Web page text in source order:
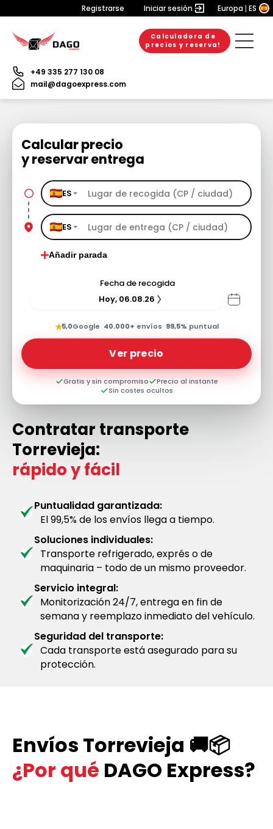
Registrarse Iniciar sesión Europa ES
Calculadora de
precios y reserva!
+49 335 277 130 08
mail@dagoexpress.com
Calcular precio
y reservar entrega
ES
ES
Añadir parada
Fecha de recogida
Hoy, 06.08.26
★5,0Google· 40.000+ envíos· 99,5% puntual
Ver precio
Gratis y sin compromiso
Precio al instante
Sin costes ocultos
Contratar transporte
Torrevieja:
rápido y fácil
Puntualidad garantizada:
El 99,5% de los envíos llega a tiempo.
Soluciones individuales:
Transporte refrigerado, exprés o de
maquinaria – todo de un mismo proveedor.
Servicio integral:
Monitorización 24/7, entrega en fin de
semana y reemplazo inmediato del vehículo.
Seguridad del transporte:
Cada transporte está asegurado para su
protección.
Envíos Torrevieja 🚚📦
¿Por qué DAGO Express?